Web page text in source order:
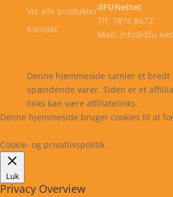
Vis alle produkter
Kontakt
dFUNettet
Tlf: 7876 8672
Mail: info@dfu-
Denne hjemmeside samler et bredt
spændende varer. Siden er et
links kan være affiliatelinks.
Denne hjemmeside bruger cookies til at
Cookie- og privatlivspolitik
Luk
Privacy Overview